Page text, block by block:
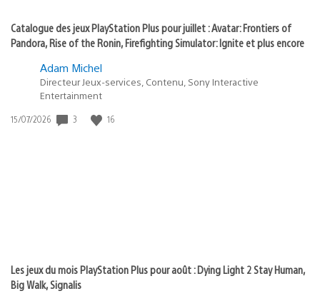
Catalogue des jeux PlayStation Plus pour juillet : Avatar: Frontiers of
Pandora, Rise of the Ronin, Firefighting Simulator: Ignite et plus encore
Adam Michel
Directeur Jeux-services, Contenu, Sony Interactive
Entertainment
Date
15/07/2026 3 16
Les jeux du mois PlayStation Plus pour août : Dying Light 2 Stay Human,
Big Walk, Signalis